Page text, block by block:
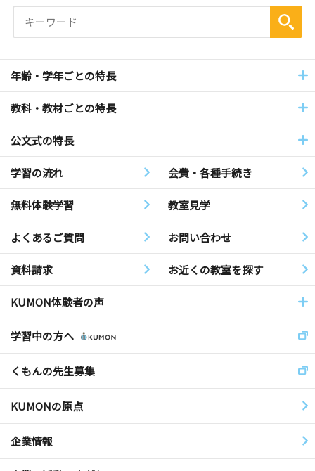
年齢・学年ごとの特長
教科・教材ごとの特長
公文式の特長
学習の流れ 会費・各種手続き
無料体験学習 教室見学
よくあるご質問 お問い合わせ
資料請求 お近くの教室を探す
KUMON体験者の声
学習中の方へ
くもんの先生募集
KUMONの原点
企業情報